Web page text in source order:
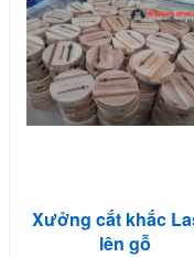
Xưởng cắt khắc
lên gỗ